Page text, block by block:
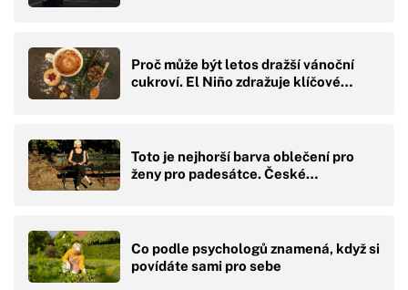
Proč může být letos dražší vánoční
cukroví. El Niño zdražuje klíčové…
Toto je nejhorší barva oblečení pro
ženy pro padesátce. České…
Co podle psychologů znamená, když si
povídáte sami pro sebe